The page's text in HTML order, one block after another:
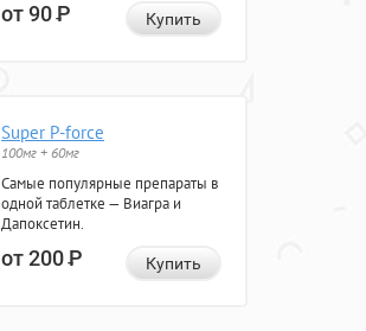
от 90Р Купить
Super P-force
100мг + 60мг
Самые популярные препараты в
одной таблетке — Виагра и
Дапоксетин.
от 200Р Купить